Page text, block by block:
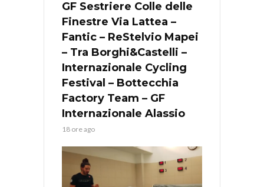
GF Sestriere Colle delle
Finestre Via Lattea –
Fantic – ReStelvio Mapei
– Tra Borghi&Castelli –
Internazionale Cycling
Festival – Bottecchia
Factory Team – GF
Internazionale Alassio
18 ore ago